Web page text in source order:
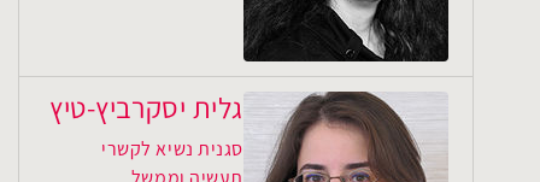
גלית יסקרביץ-טיץ
סגנית נשיא לקשרי